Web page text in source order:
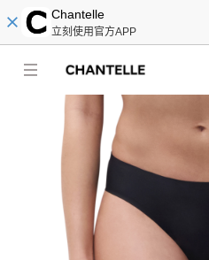
Chantelle
立刻使用官方APP